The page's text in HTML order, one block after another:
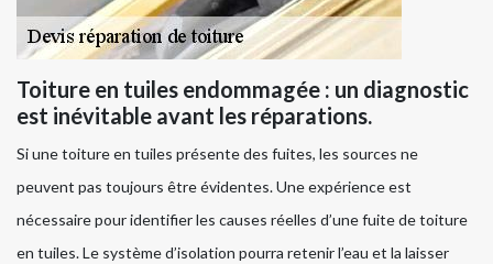
Toiture en tuiles endommagée : un diagnostic
est inévitable avant les réparations.
Si une toiture en tuiles présente des fuites, les sources ne
peuvent pas toujours être évidentes. Une expérience est
nécessaire pour identifier les causes réelles d’une fuite de toiture
en tuiles. Le système d’isolation pourra retenir l’eau et la laisser